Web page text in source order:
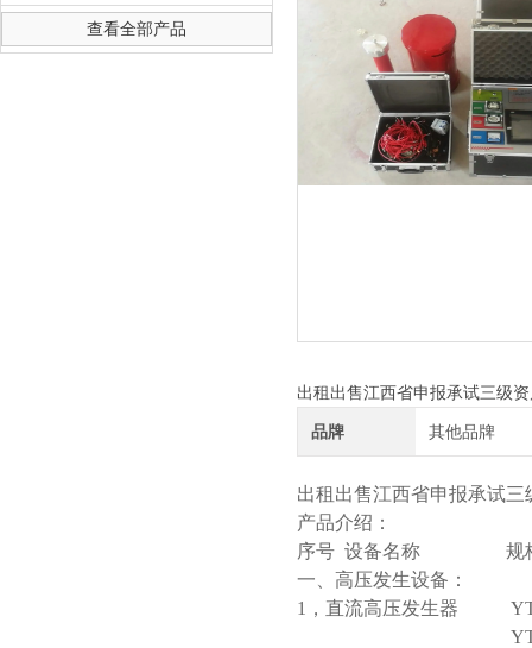
上海徐吉电气有限公司
查看全部产品
出租出售江西省申报承试三级
品牌 其他品牌
出租出售江西省申报承试三
产品介绍：
序号 设备名称
一、高压发生设备：
1，直流高压发生器
YTCZG-